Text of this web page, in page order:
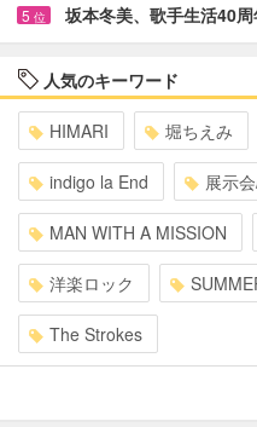
5 位 坂本冬美、歌手生活40
人気のキーワード
HIMARI 堀ちえみ
indigo la End 展示
MAN WITH A MISSION
洋楽ロック
The Strokes